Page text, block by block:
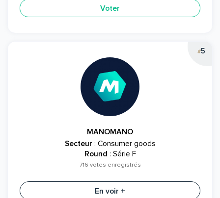
Voter
#5
MANOMANO
Secteur : Consumer goods
Round : Série F
716 votes enregistrés
En voir +